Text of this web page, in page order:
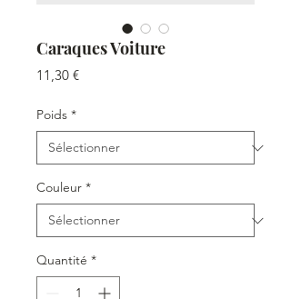
Caraques Voiture
11,30 €Prix
Poids *
Couleur *
Quantité *